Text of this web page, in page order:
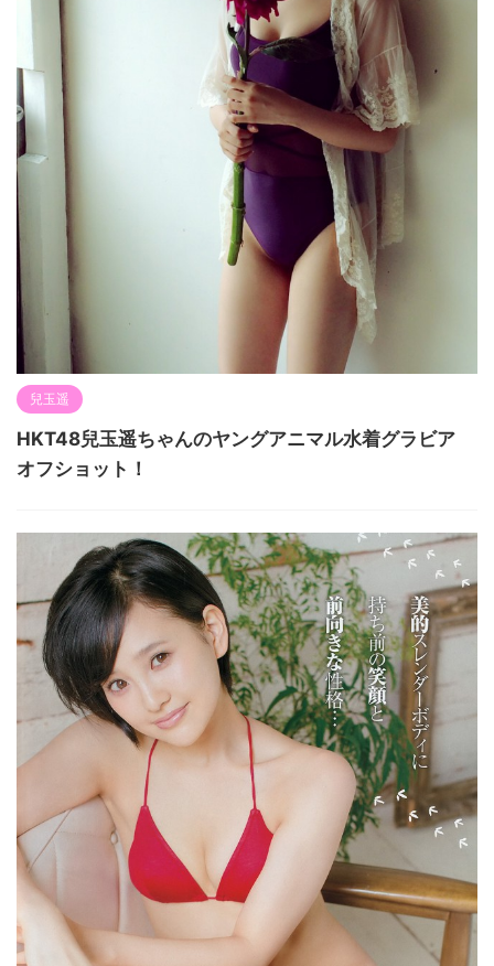
兒玉遥
HKT48兒玉遥ちゃんのヤングアニマル水着グラビア
オフショット！